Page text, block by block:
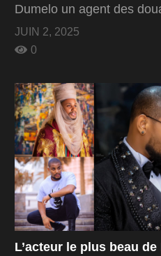
Dumelo un agent des
JUIN 2, 2025
0
L’acteur le plus beau